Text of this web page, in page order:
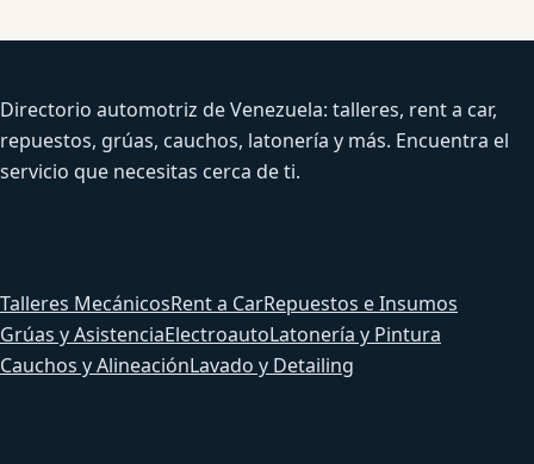
Directorio automotriz de Venezuela: talleres, rent a car,
repuestos, grúas, cauchos, latonería y más. Encuentra el
servicio que necesitas cerca de ti.
Talleres MecánicosRent a CarRepuestos e Insumos
Grúas y AsistenciaElectroautoLatonería y Pintura
Cauchos y AlineaciónLavado y Detailing